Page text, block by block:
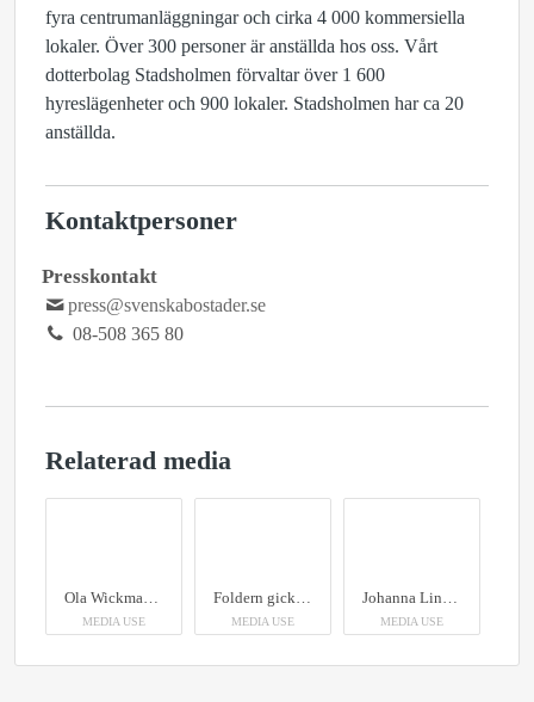
fyra centrumanläggningar och cirka 4 000 kommersiella
lokaler. Över 300 personer är anställda hos oss. Vårt
dotterbolag Stadsholmen förvaltar över 1 600
hyreslägenheter och 900 lokaler. Stadsholmen har ca 20
anställda.
Kontaktpersoner
Presskontakt
press@svenskabostader.se
08-508 365 80
Relaterad media
Ola Wickman, chef för uthyrning på Svenska Bostäder
MEDIA USE
Foldern gick åt och quizet var populärt
MEDIA USE
Johanna Lindroth, verksamhetsutvecklare på Svenska Bostäder
MEDIA USE